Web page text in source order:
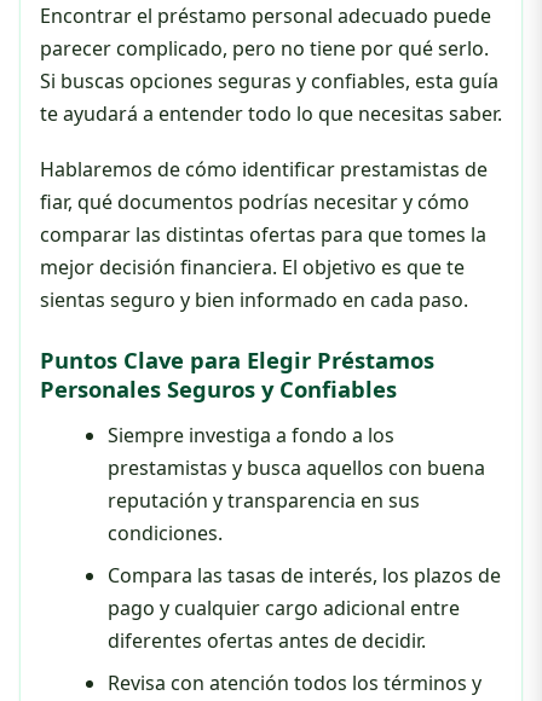
Encontrar el préstamo personal adecuado puede
parecer complicado, pero no tiene por qué serlo.
Si buscas opciones seguras y confiables, esta guía
te ayudará a entender todo lo que necesitas saber.
Hablaremos de cómo identificar prestamistas de
fiar, qué documentos podrías necesitar y cómo
comparar las distintas ofertas para que tomes la
mejor decisión financiera. El objetivo es que te
sientas seguro y bien informado en cada paso.
Puntos Clave para Elegir Préstamos
Personales Seguros y Confiables
Siempre investiga a fondo a los
prestamistas y busca aquellos con buena
reputación y transparencia en sus
condiciones.
Compara las tasas de interés, los plazos de
pago y cualquier cargo adicional entre
diferentes ofertas antes de decidir.
Revisa con atención todos los términos y